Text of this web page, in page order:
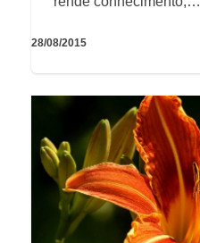
28/08/2015